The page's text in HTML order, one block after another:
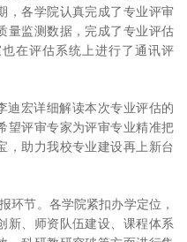
，各学院认真完成了专业评审
量监测数据，完成了专业评估
在评估系统上进行了通讯评
迪宏详细解读本次专业评估的
望评审专家为评审专业精准把
，助力我校专业建设再上新台
环节。各学院紧扣办学定位，
新、师资队伍建设、课程体系